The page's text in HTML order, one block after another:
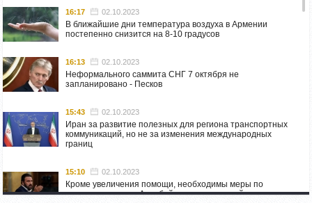
16:17 02.10.2023
В ближайшие дни температура воздуха в Армении
постепенно снизится на 8-10 градусов
16:13 02.10.2023
Неформального саммита СНГ 7 октября не
запланировано - Песков
15:43 02.10.2023
Иран за развитие полезных для региона транспортных
коммуникаций, но не за изменения международных
границ
15:10 02.10.2023
Кроме увеличения помощи, необходимы меры по
пресечению угроз Азербайджана: испанский депутат